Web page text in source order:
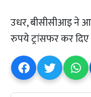
उधर, बीसीसीआइ ने
रुपये ट्रांसफर कर